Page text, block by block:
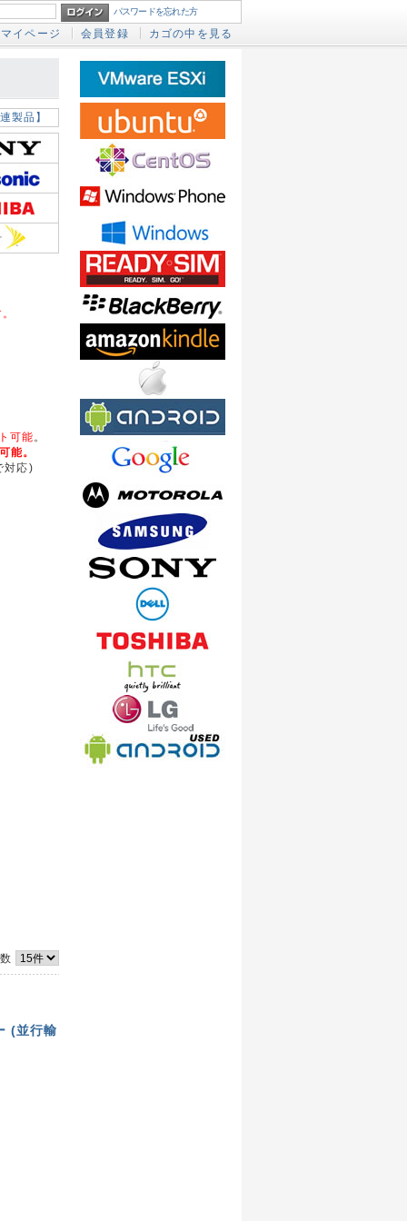
パスワードを忘れた方
マイページ 会員登録 カゴの中を見る
製品】
可能 。
能。
対応)
(並行輸